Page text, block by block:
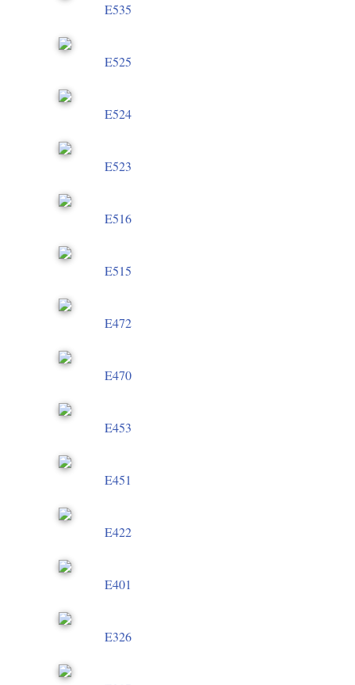
E535
E525
E524
E523
E516
E515
E472
E470
E453
E451
E422
E401
E326